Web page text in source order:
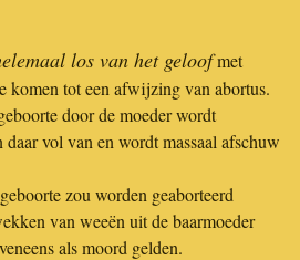
los van het geloofmet
komen tot een afwijzing van abortus.
door de moeder wordt
daar vol van en wordt massaal afschuw
zou worden geaborteerd
van weeën uit de baarmoeder
als moord gelden.